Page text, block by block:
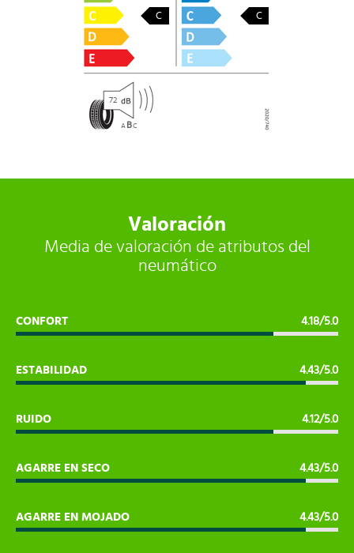
C C
72
A BC
Valoración
Media de valoración de atributos del
neumático
CONFORT 4.18/5.0
ESTABILIDAD 4.43/5.0
RUIDO 4.12/5.0
AGARRE EN SECO 4.43/5.0
AGARRE EN MOJADO 4.43/5.0